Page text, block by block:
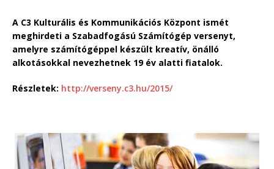
A C3 Kulturális és Kommunikációs Központ ismét
meghirdeti a Szabadfogású Számítógép versenyt,
amelyre számítógéppel készült kreatív, önálló
alkotásokkal nevezhetnek 19 év alatti fiatalok.
Részletek: http://verseny.c3.hu/2015/